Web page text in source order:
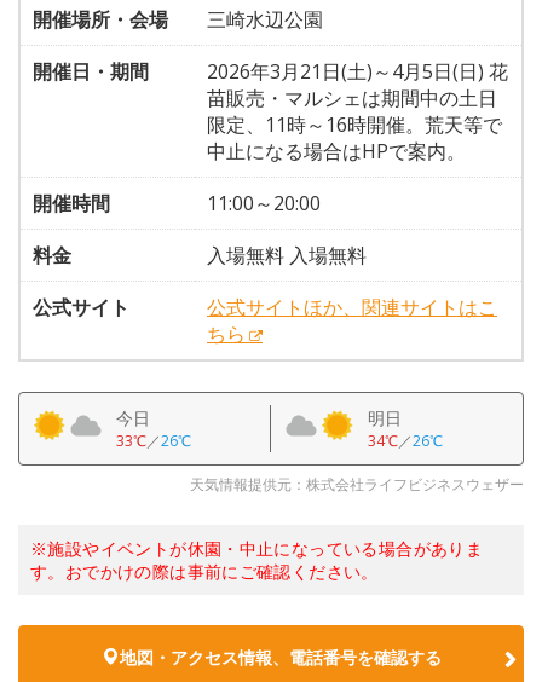
開催場所・会場
三崎水辺公園
開催日・期間
2026年3月21日(土)～4月5日(日) 花
苗販売・マルシェは期間中の土日
限定、11時～16時開催。荒天等で
中止になる場合はHPで案内。
開催時間
11:00～20:00
料金
入場無料 入場無料
公式サイト
公式サイトほか、関連サイトはこ
ちら
今日
33℃／26℃
明日
34℃／26℃
天気情報提供元：株式会社ライフビジネスウェザー
※施設やイベントが休園・中止になっている場合がありま
す。おでかけの際は事前にご確認ください。
地図・アクセス情報、電話番号を確認する